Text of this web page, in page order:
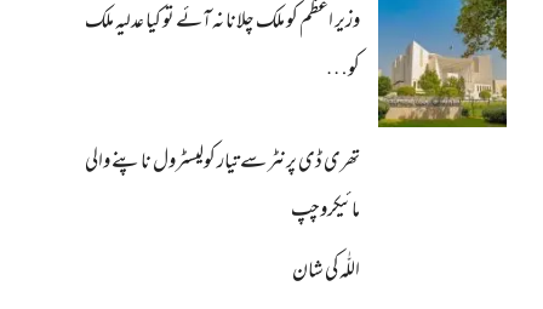
وزیر اعظم کو ملک چلانا نہ آئے تو کیا عدلیہ ملک
کو…
تھری ڈی پرنٹر سے تیار کولیسٹرول ناپنے والی
مائیکروچپ
اللّٰہ کی شان